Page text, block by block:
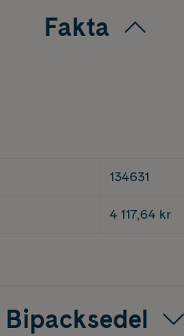
Fakta
134631
4 117,64 kr
Bipacksedel